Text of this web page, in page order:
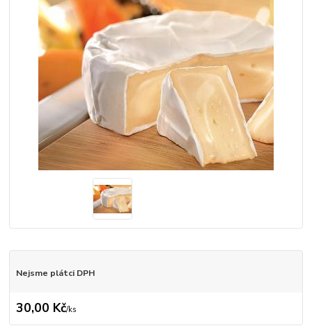
Nejsme plátci DPH
30,00 Kč/ks